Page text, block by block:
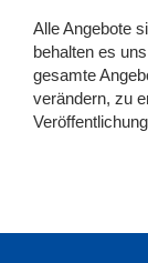
Alle Angebote
behalten es
gesamte
verändern, zu